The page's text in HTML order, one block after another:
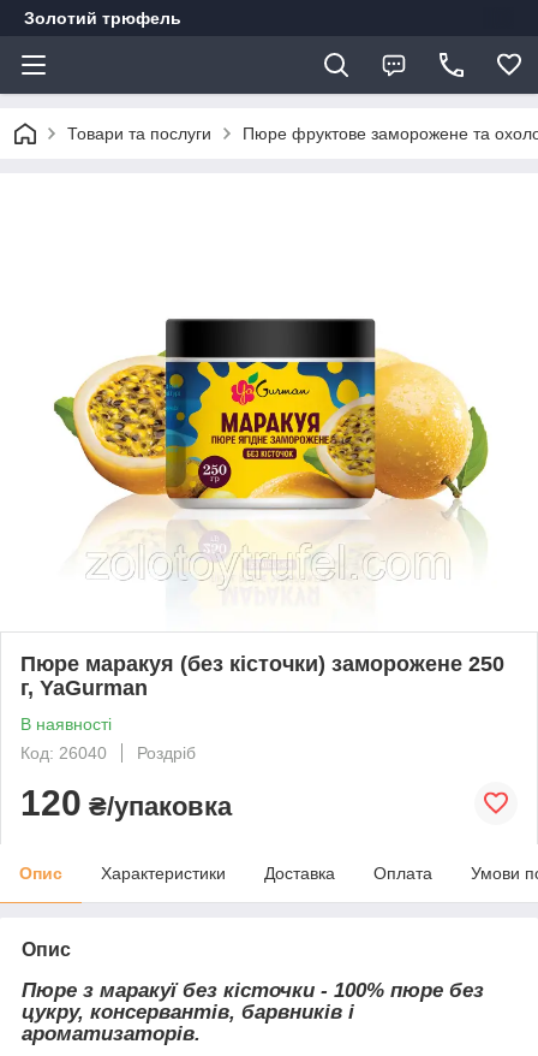
Золотий трюфель
Товари та послуги Пюре фруктове заморожене та
Пюре маракуя (без кісточки) заморожене 250
г, YaGurman
В наявності
Код: 26040
Роздріб
120 ₴/упаковка
Опис Характеристики Доставка Оплата Умови
Опис
Пюре з маракуї без кісточки - 100% пюре без
цукру, консервантів, барвників і
ароматизаторів.